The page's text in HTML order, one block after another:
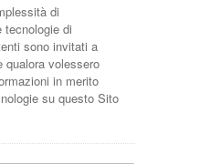
di
tecnologie di
sono invitati a
qualora volessero
in merito
su questo Sito